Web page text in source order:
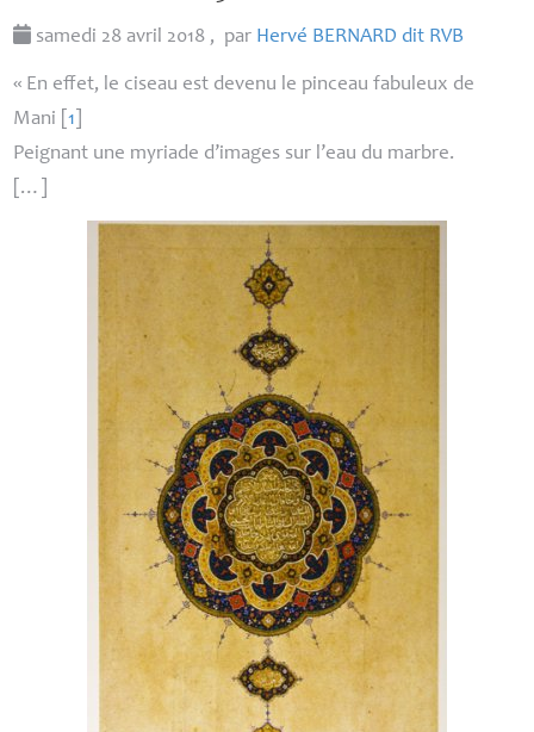
samedi 28 avril 2018 , par Hervé BERNARD dit RVB
« En effet, le ciseau est devenu le pinceau fabuleux de
Mani [1
Peignant une myriade d’images sur l’eau du marbre.
[…]